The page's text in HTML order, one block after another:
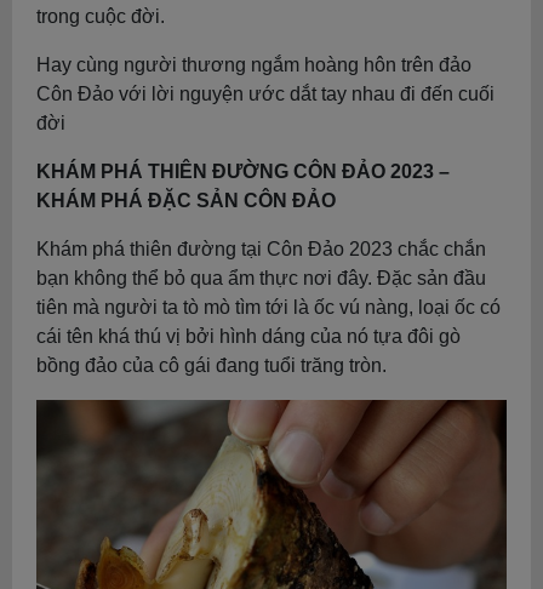
trong cuộc đời.
Hay cùng người thương ngắm hoàng hôn trên đảo
Côn Đảo với lời nguyện ước dắt tay nhau đi đến cuối
đời
KHÁM PHÁ THIÊN ĐƯỜNG CÔN ĐẢO 2023 –
KHÁM PHÁ ĐẶC SẢN CÔN ĐẢO
Khám phá thiên đường tại Côn Đảo 2023 chắc chắn
bạn không thể bỏ qua ẩm thực nơi đây. Đặc sản đầu
tiên mà người ta tò mò tìm tới là ốc vú nàng, loại ốc có
cái tên khá thú vị bởi hình dáng của nó tựa đôi gò
bồng đảo của cô gái đang tuổi trăng tròn.